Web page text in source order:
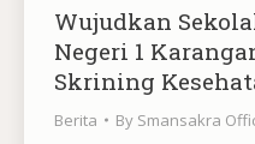
Wujudkan
Negeri 1
Skrining
Berita By Smansakra